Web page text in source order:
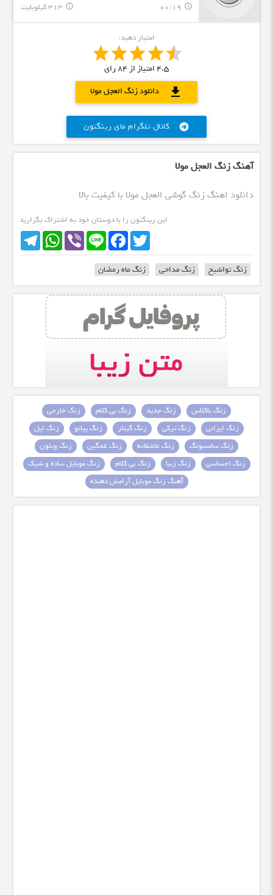
query_builder
00:19 313 کیلوبایت info_outline
امتیاز دهید:
4.5 امتیاز از84رای
دانلود زنگ العجل مولا
download
کانال تلگرام مای رینگتون telegram
آهنگ زنگ العجل مولا
دانلود اهنگ زنگ گوشی العجل مولا با کیفیت بالا
این رینگتون را با دوستان خود به اشتراک بگزارید
TelegramWhatsApp Viber Line
FacebookTwitter
زنگ تواشیح زنگ مداحی زنگ ماه رمضان
زنگ باکلاس زنگ جدید زنگ بی کلام
زنگ خارجی
زنگ ایرانی
زنگ ترکی زنگ گیتار زنگ پیانو
زنگ اپل
زنگ سامسونگ
زنگ عاشقانه زنگ غمگین
زنگ ویلون
زنگ احساسی
زنگ زیبا زنگ بی کلام
زنگ موبایل ساده و شیک
آهنگ زنگ موبایل آرامش دهنده